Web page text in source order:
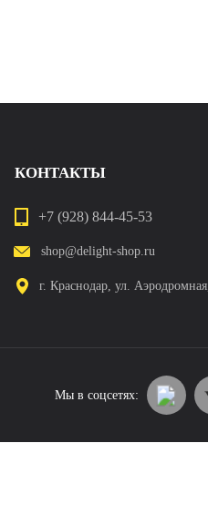
КОНТАКТЫ
+7 (928) 844-45-53
shop@delight-shop.ru
г. Краснодар, ул.
Мы в соцсетях: